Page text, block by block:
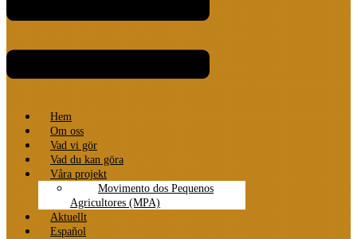
Hem
Om oss
Vad vi gör
Vad du kan göra
Våra projekt
Movimento dos Pequenos
Agricultores (MPA)
Aktuellt
Español